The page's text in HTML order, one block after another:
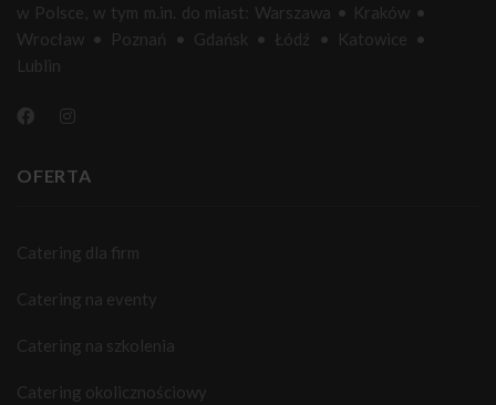
w Polsce, w tym m.in. do miast: Warszawa • Kraków •
Wrocław • Poznań • Gdańsk • Łódź • Katowice •
Lublin
OFERTA
Catering dla firm
Catering na eventy
Catering na szkolenia
Catering okolicznościowy